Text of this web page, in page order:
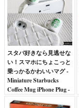
スタバ好きなら見逃せな
い！スマホにちょこっと
乗っかるかわいいマグ -
Miniature Starbucks
Coffee Mug iPhone Plug -